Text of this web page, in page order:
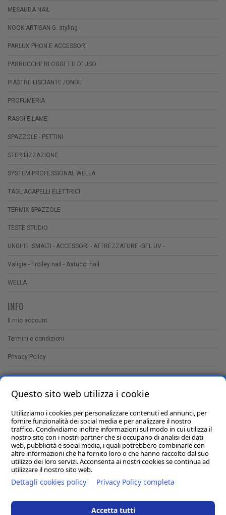
MESAUDA NAIL
NOOK ARTISAN G. styling
PARLUX PHON E ACCESSORI
PARRUCCHIERI OGGETTI D' USO
PIASTRE LISCIANTE /ONDE
PROFUMERIA
RASOI E LAME
SPAZZOLE - PETTINI
STERILIZZAZIONE
SYSTEM PROFESSIONAL WELLA
TAGLIACAPELLI ELETTRICI
TERMIX SPAZZOLE
TESTE STUDIO
UNGHIE :SMALTI - ACCESSORI - ATTREZZATURE -GEL UV -
Valigie - Trolley nail - Astucci nail
WELLA
INFO
Il mio account
Termini e condizioni
Privacy Policy
CONTATTI
Ionocoid cosmetici sas
Via C. Maratta, 32 - 60123
Ancona - P.Iva 02093890420
(+39) 071 34093
info@ionocoid.com
Questo sito web utilizza i cookie
Utilizziamo i cookies per personalizzare contenuti ed annunci, per
fornire funzionalità dei social media e per analizzare il nostro
traffico. Condividiamo inoltre informazioni sul modo in cui utilizza il
nostro sito con i nostri partner che si occupano di analisi dei dati
web, pubblicità e social media, i quali potrebbero combinarle con
altre informazioni che ha fornito loro o che hanno raccolto dal suo
utilizzo dei loro servizi. Acconsenta ai nostri cookies se continua ad
utilizzare il nostro sito web.
Dettagli cookies policy Privacy Policy completa
Accetta tutti